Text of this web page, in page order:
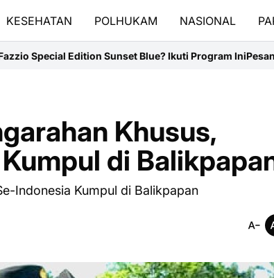
KESEHATAN POLHUKAM NASIONAL
Blue? Ikuti Program IniPesan Obrolan PPM
Khusus,
di
Indonesia Kumpul di Balikpapan